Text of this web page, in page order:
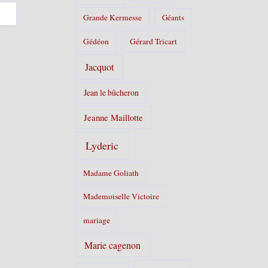
Grande Kermesse Géants
Gédéon Gérard Tricart
Jacquot
Jean le bûcheron
Jeanne Maillotte
Lyderic
Madame Goliath
Mademoiselle Victoire
mariage
Marie cagenon